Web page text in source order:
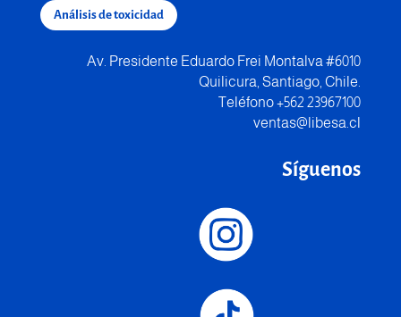
Análisis de toxicidad
Av. Presidente Eduardo Frei Montalva #6010
Quilicura, Santiago, Chile.
Teléfono +562 23967100
ventas@libesa.cl
Síguenos